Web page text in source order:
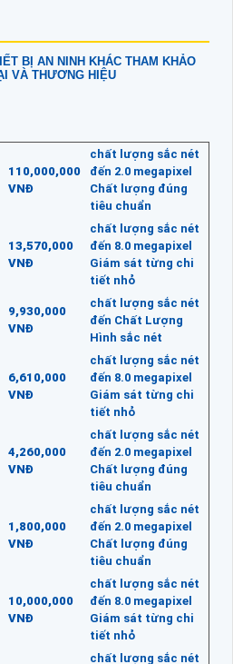
BỊ AN NINH KHÁC THAM KHẢO
VÀ THƯƠNG HIỆU
110,000,000
VNĐ
chất lượng sắc nét
đến 2.0 megapixel
Chất lượng đúng
tiêu chuẩn
13,570,000
VNĐ
chất lượng sắc nét
đến 8.0 megapixel
Giám sát từng chi
tiết nhỏ
9,930,000
VNĐ
chất lượng sắc nét
đến Chất Lượng
Hình sắc nét
6,610,000
VNĐ
chất lượng sắc nét
đến 8.0 megapixel
Giám sát từng chi
tiết nhỏ
4,260,000
VNĐ
chất lượng sắc nét
đến 2.0 megapixel
Chất lượng đúng
tiêu chuẩn
1,800,000
VNĐ
chất lượng sắc nét
đến 2.0 megapixel
Chất lượng đúng
tiêu chuẩn
10,000,000
VNĐ
chất lượng sắc nét
đến 8.0 megapixel
Giám sát từng chi
tiết nhỏ
chất lượng sắc nét